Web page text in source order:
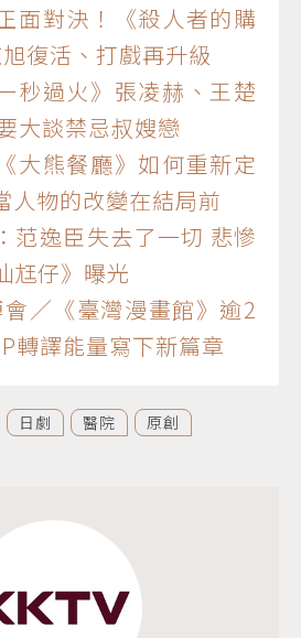
對決！《殺人者的購
復活、打戲再升級
過火》張凌赫、王楚
大談禁忌叔嫂戀
熊餐廳》如何重新定
人物的改變在結局前
逸臣失去了一切 悲慘
尪仔》曝光
／《臺灣漫畫館》逾2
轉譯能量寫下新篇章
日劇 醫院 原創